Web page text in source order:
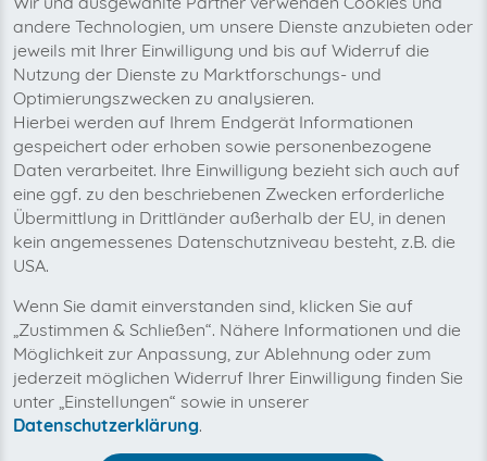
Rechnungstyp
N/A
Plattformen
1
In Planung
Signal Iduna AVUS Online
avusonline.signal-iduna.de
Händlerportal
N/A
1
Erste Kunden aktiv
pma Finanz und
Versicherungsmakler GmbH
andere Technologien, um unsere Dienste anzubieten oder
jeweils mit Ihrer Einwilligung und bis auf Widerruf die
Nutzung der Dienste zu Marktforschungs- und
Optimierungszwecken zu analysieren.
Hierbei werden auf Ihrem Endgerät Informationen
gespeichert oder erhoben sowie personenbezogene
Daten verarbeitet. Ihre Einwilligung bezieht sich auch auf
eine ggf. zu den beschriebenen Zwecken erforderliche
Übermittlung in Drittländer außerhalb der EU, in denen
kein angemessenes Datenschutzniveau besteht, z.B. die
USA.
Wenn Sie damit einverstanden sind, klicken Sie auf
„Zustimmen & Schließen“. Nähere Informationen und die
Möglichkeit zur Anpassung, zur Ablehnung oder zum
jederzeit möglichen Widerruf Ihrer Einwilligung finden Sie
unter „Einstellungen“ sowie in unserer
Datenschutzerklärung.